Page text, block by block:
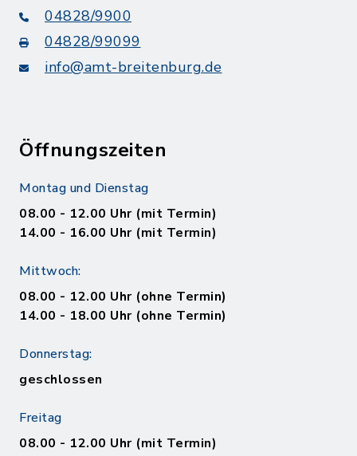
04828/9900
04828/99099
info@amt-breitenburg.de
Öffnungszeiten
Montag und Dienstag
08.00 - 12.00 Uhr (mit Termin)
14.00 - 16.00 Uhr (mit Termin)
Mittwoch:
08.00 - 12.00 Uhr (ohne Termin)
14.00 - 18.00 Uhr (ohne Termin)
Donnerstag:
geschlossen
Freitag
08.00 - 12.00 Uhr (mit Termin)